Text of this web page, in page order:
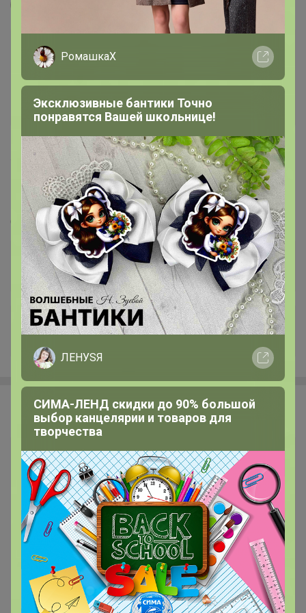
148 2.4K 31.2K 958 10
NILA&NILA, ANDGES - обувь из Италии и Турции
БЕЗ РЯДОВ
Стоп 14 августа
+621
Алекса
РомашкаХ
Эксклюзивные бантики Точно
понравятся Вашей школьнице!
ЛЕНУSЯ
СИМА-ЛЕНД скидки до 90% большой
выбор канцелярии и товаров для
творчества